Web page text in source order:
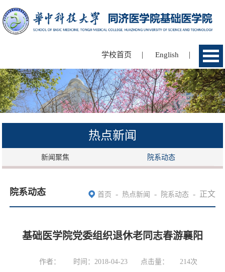
学校首页 | English |
热点新闻
新闻聚焦 院系动态
院系动态 首页 - 热点新闻 - 院系动态 - 正文
基础医学院党委组织退休老同志春游襄阳
作者： 时间：2018-04-23 点击量： 214次